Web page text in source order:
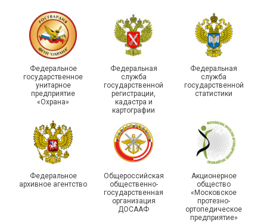
215-й юбилей
государственной
статистики отметили в
Республике Саха (Якутия)
Храбрым детям – добрые
подарки
Федеральное
государственное
унитарное
предприятие
«Охрана»
Федеральная
служба
государственной
регистрации,
кадастра и
картографии
Федеральная
служба
государственной
статистики
Федеральное
архивное агентство
Общероссийская
общественно-
государственная
организация
ДОСААФ
Акционерное
общество
«Московское
протезно-
ортопедическое
предприятие»